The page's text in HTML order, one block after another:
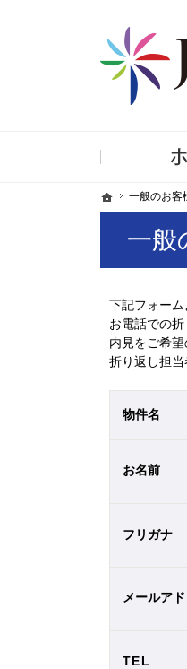
ホーム
一般のお
一般
下記フォーム
お電話での
内見をご希
折り返し担当
物件名
お名前
フリガナ
メールア
TEL
ホーム
一般のお客